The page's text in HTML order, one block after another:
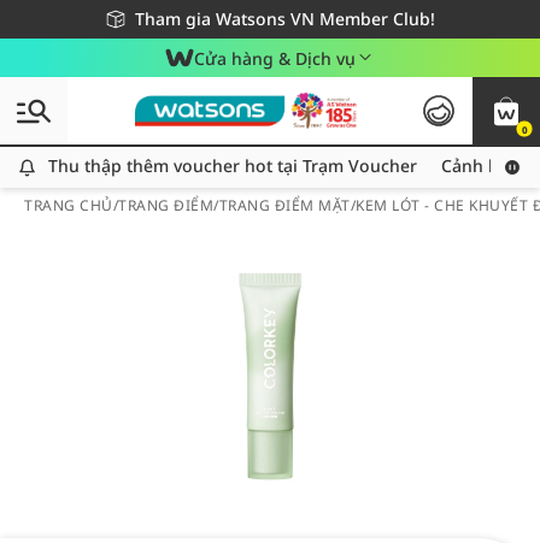
Tham gia Watsons VN Member Club!
Miễn phí giao hàng cho đơn hàng từ 249,000Đ
Giao hàng nhanh 24h - Áp dụng khu vực TP. Hồ Chí Minh
Cửa hàng & Dịch vụ
0
Thu thập thêm voucher hot tại Trạm Voucher
Thu thập thêm voucher hot tại Trạm Voucher Cảnh báo
TRANG CHỦ/TRANG ĐIỂM/TRANG ĐIỂM MẶT/KEM LÓT - CHE KHUYẾT